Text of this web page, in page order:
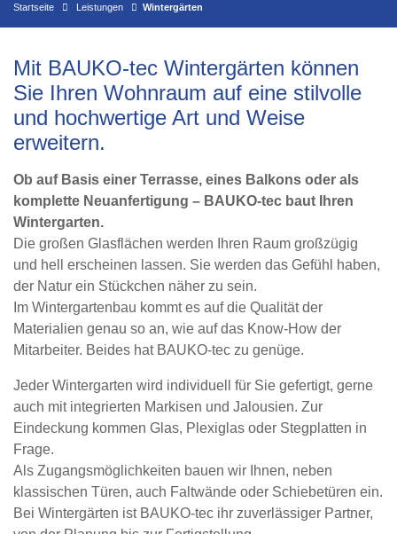
Startseite Leistungen Wintergärten
Mit BAUKO-tec Wintergärten können
Sie Ihren Wohnraum auf eine stilvolle
und hochwertige Art und Weise
erweitern.
Ob auf Basis einer Terrasse, eines Balkons oder als
komplette Neuanfertigung – BAUKO-tec baut Ihren
Wintergarten.
Die großen Glasflächen werden Ihren Raum großzügig
und hell erscheinen lassen. Sie werden das Gefühl haben,
der Natur ein Stückchen näher zu sein.
Im Wintergartenbau kommt es auf die Qualität der
Materialien genau so an, wie auf das Know-How der
Mitarbeiter. Beides hat BAUKO-tec zu genüge.
Jeder Wintergarten wird individuell für Sie gefertigt, gerne
auch mit integrierten Markisen und Jalousien. Zur
Eindeckung kommen Glas, Plexiglas oder Stegplatten in
Frage.
Als Zugangsmöglichkeiten bauen wir Ihnen, neben
klassischen Türen, auch Faltwände oder Schiebetüren ein.
Bei Wintergärten ist BAUKO-tec ihr zuverlässiger Partner,